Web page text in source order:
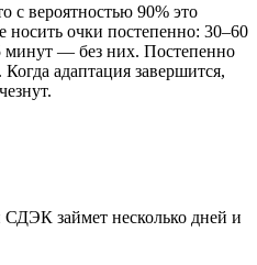
с вероятностью 90% это
носить очки постепенно: 30–60
минут — без них. Постепенно
адаптация завершится,
СДЭК займет несколько дней и